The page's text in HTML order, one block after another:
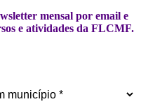
mensal por email e
e atividades da FLCMF.